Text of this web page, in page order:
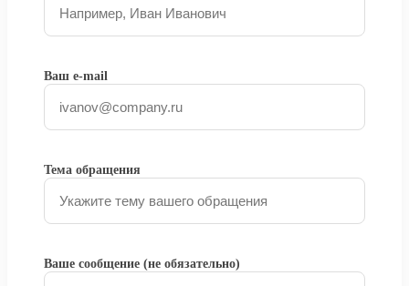
Ваш e-mail
Тема обращения
Ваше сообщение (не обязательно)